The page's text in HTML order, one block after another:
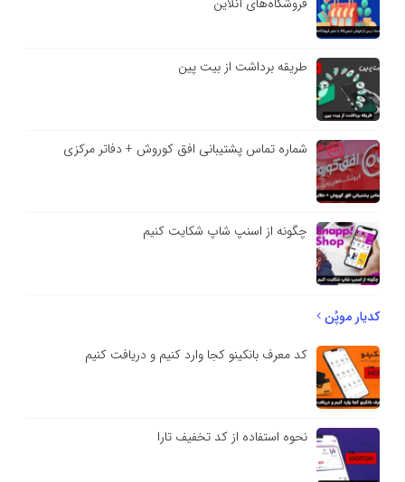
طریقه برداشت از بیت پین
شماره تماس پشتیبانی افق کوروش + دفاتر مرکزی
چگونه از اسنپ شاپ شکایت کنیم
کدیار موپُن
کد معرف بانکینو کجا وارد کنیم و دریافت کنیم
نحوه استفاده از کد تخفیف تارا